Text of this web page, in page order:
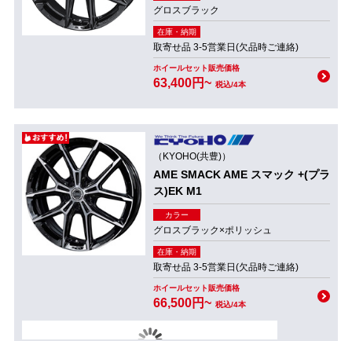
グロスブラック
在庫・納期
取寄せ品 3-5営業日(欠品時ご連絡)
ホイールセット販売価格
63,400円~ 税込/4本
（KYOHO(共豊)）
AME SMACK AME スマック +(プラ
ス)EK M1
カラー
グロスブラック×ポリッシュ
在庫・納期
取寄せ品 3-5営業日(欠品時ご連絡)
ホイールセット販売価格
66,500円~ 税込/4本